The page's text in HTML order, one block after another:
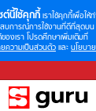
ต์นี้ใช้คุกกี้ เราใช้คุกกี้เพื่อให้
สบการณ์การใช้งานที่ดีที่สุดบน
ของเรา โปรดศึกษาเพิ่มเติมที่
ความเป็นส่วนตัว และ นโยบา